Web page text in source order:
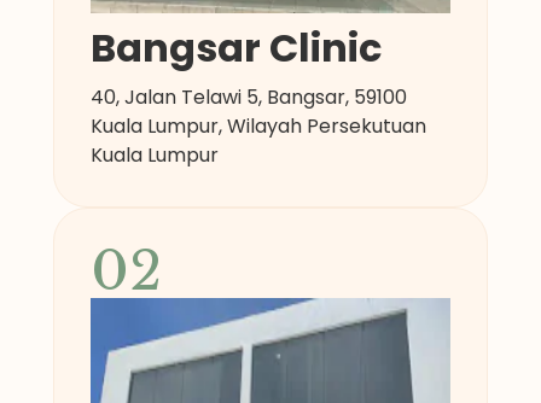
Bangsar Clinic
40, Jalan Telawi 5, Bangsar, 59100
Kuala Lumpur, Wilayah Persekutuan
Kuala Lumpur
02